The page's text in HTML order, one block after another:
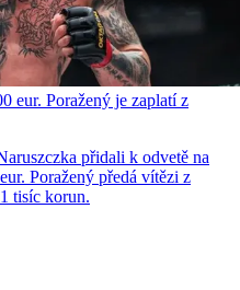
eur. Poražený je zaplatí z
přidali k odvetě na
Poražený předá vítězi z
tisíc korun.